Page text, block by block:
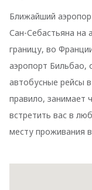
Ближайший
Сан-Себастьяна на
границу, во
аэропорт Бильбао,
автобусные рейсы
правило,
встретить вас в
месту проживания